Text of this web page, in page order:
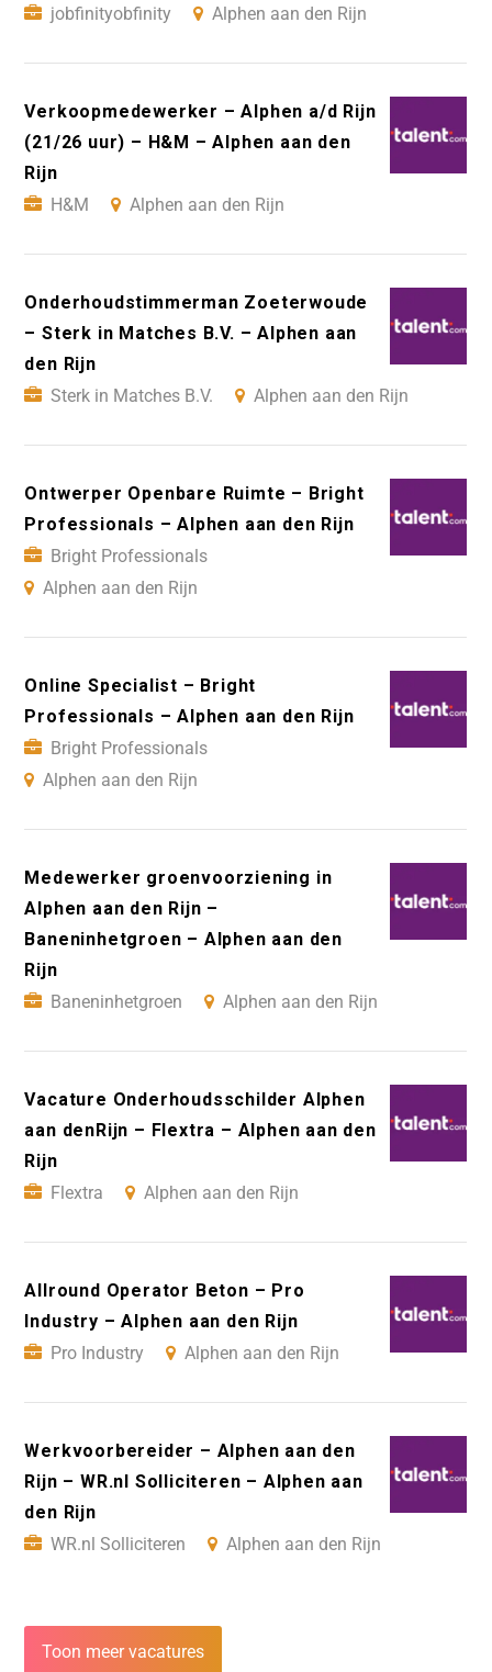
jobfinityobfinity
Alphen aan den Rijn
Verkoopmedewerker – Alphen a/d Rijn
(21/26 uur) – H&M – Alphen aan den
Rijn
H&M
Alphen aan den Rijn
Onderhoudstimmerman Zoeterwoude
– Sterk in Matches B.V. – Alphen aan
den Rijn
Sterk in Matches B.V.
Alphen aan den Rijn
Ontwerper Openbare Ruimte – Bright
Professionals – Alphen aan den Rijn
Bright Professionals
Alphen aan den Rijn
Online Specialist – Bright
Professionals – Alphen aan den Rijn
Bright Professionals
Alphen aan den Rijn
Medewerker groenvoorziening in
Alphen aan den Rijn –
Baneninhetgroen – Alphen aan den
Rijn
Baneninhetgroen
Alphen aan den Rijn
Vacature Onderhoudsschilder Alphen
aan denRijn – Flextra – Alphen aan den
Rijn
Flextra
Alphen aan den Rijn
Allround Operator Beton – Pro
Industry – Alphen aan den Rijn
Pro Industry
Alphen aan den Rijn
Werkvoorbereider – Alphen aan den
Rijn – WR.nl Solliciteren – Alphen aan
den Rijn
WR.nl Solliciteren
Alphen aan den Rijn
Toon meer vacatures